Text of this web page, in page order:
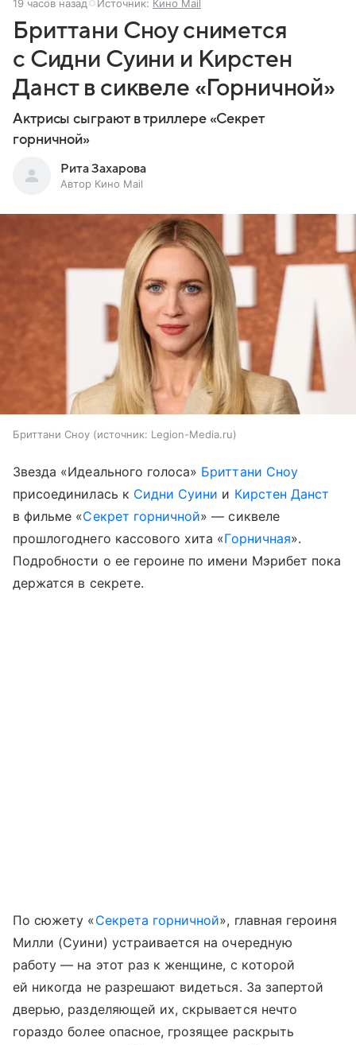
19 часов назад Источник: Кино Mail
Бриттани Сноу снимется
с Сидни Суини и Кирстен
Данст в сиквеле «Горничной»
Актрисы сыграют в триллере «Секрет
горничной»
Рита Захарова
Автор Кино Mail
Бриттани Сноу источник: Legion-Media.ru
Звезда «Идеального голоса» Бриттани Сноу
присоединилась к Сидни Суини и Кирстен Данст
в фильме «Секрет горничной» — сиквеле
прошлогоднего кассового хита «Горничная».
Подробности о ее героине по имени Мэрибет пока
держатся в секрете.
По сюжету «Секрета горничной», главная героиня
Милли (Суини) устраивается на очередную
работу — на этот раз к женщине, с которой
ей никогда не разрешают видеться. За запертой
дверью, разделяющей их, скрывается нечто
гораздо более опасное, грозящее раскрыть